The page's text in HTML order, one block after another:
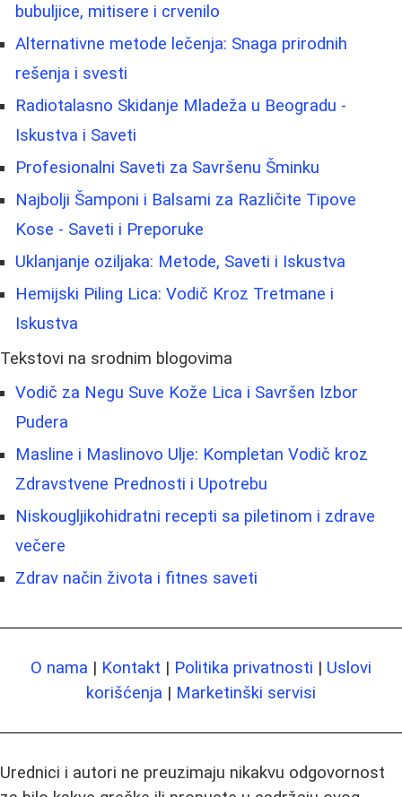
bubuljice, mitisere i crvenilo
Alternativne metode lečenja: Snaga prirodnih
rešenja i svesti
Radiotalasno Skidanje Mladeža u Beogradu -
Iskustva i Saveti
Profesionalni Saveti za Savršenu Šminku
Najbolji Šamponi i Balsami za Različite Tipove
Kose - Saveti i Preporuke
Uklanjanje oziljaka: Metode, Saveti i Iskustva
Hemijski Piling Lica: Vodič Kroz Tretmane i
Iskustva
Tekstovi na srodnim blogovima
Vodič za Negu Suve Kože Lica i Savršen Izbor
Pudera
Masline i Maslinovo Ulje: Kompletan Vodič kroz
Zdravstvene Prednosti i Upotrebu
Niskougljikohidratni recepti sa piletinom i zdrave
večere
Zdrav način života i fitnes saveti
O nama | Kontakt | Politika privatnosti | Uslovi
korišćenja | Marketinški servisi
Urednici i autori ne preuzimaju nikakvu odgovornost